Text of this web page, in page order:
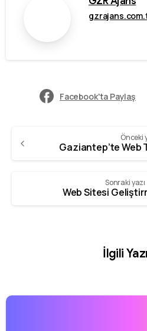
Facebook'ta Paylaş
Önceki
Sonraki yazı
Web Sitesi
İlgili